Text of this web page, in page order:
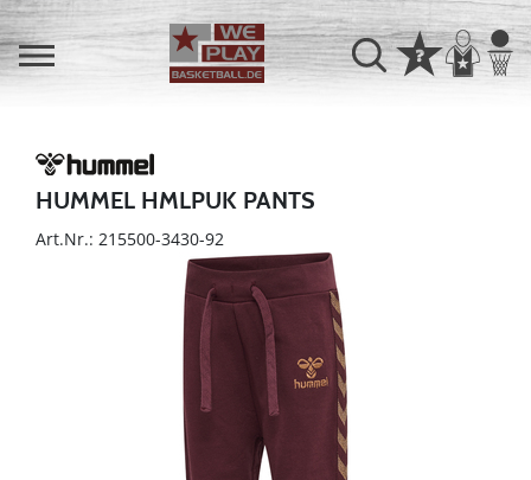
HUMMEL HMLPUK PANTS
Art.Nr.: 215500-3430-92